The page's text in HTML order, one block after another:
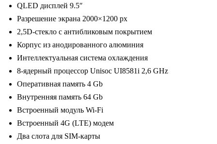
R3
(MAXIMUM
Incar
TMX2-
3603-
4)
Android
10/2000*1200,
BT,
wi-
fi,
QLED дисплей 9.5″
Разрешение экрана 2000×1200 px
2,5D-стекло с антибликовым покрытием
Корпус из анодированного алюминия
Интеллектуальная система охлаждения
8-ядерный процессор Unisoc UI8581i 2,6 GHz
Оперативная память 4 Gb
Внутренняя память 64 Gb
Встроенный модуль Wi-Fi
Встроенный 4G (LTE) модем
Два слота для SIM-карты